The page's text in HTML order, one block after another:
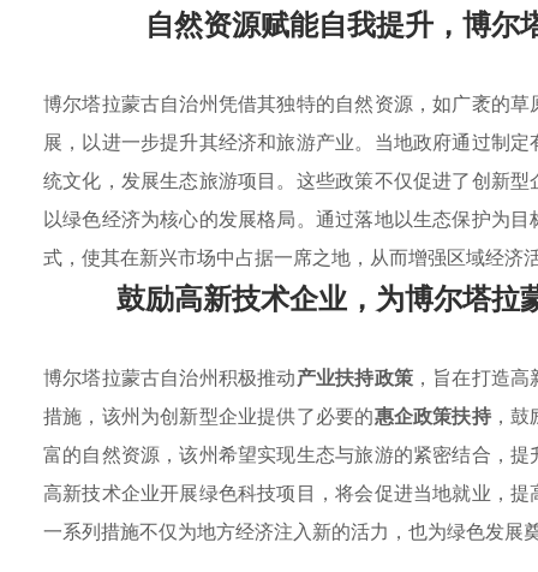
自然资源赋能自我提升，博尔
博尔塔拉蒙古自治州凭借其独特的自然资源，如广袤的
展，以进一步提升其经济和旅游产业。当地政府通过制定
统文化，发展生态旅游项目。这些政策不仅促进了创新
以绿色经济为核心的发展格局。通过落地以生态保护为
式，使其在新兴市场中占据一席之地，从而增强区域经济
鼓励高新技术企业，为博尔塔拉
博尔塔拉蒙古自治州积极推动产业扶持政策，旨在打造高
措施，该州为创新型企业提供了必要的惠企政策扶持，鼓
富的自然资源，该州希望实现生态与旅游的紧密结合，
高新技术企业开展绿色科技项目，将会促进当地就业，
一系列措施不仅为地方经济注入新的活力，也为绿色发展